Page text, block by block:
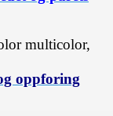
multicolor,
oppforing